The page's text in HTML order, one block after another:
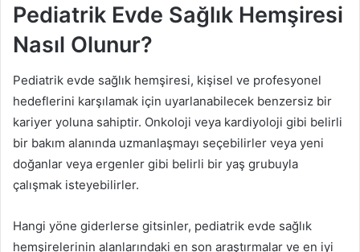
Pediatrik Evde Sağlık Hemşiresi
Nasıl Olunur?
Pediatrik evde sağlık hemşiresi, kişisel ve profesyonel
hedeflerini karşılamak için uyarlanabilecek benzersiz bir
kariyer yoluna sahiptir. Onkoloji veya kardiyoloji gibi belirli
bir bakım alanında uzmanlaşmayı seçebilirler veya yeni
doğanlar veya ergenler gibi belirli bir yaş grubuyla
çalışmak isteyebilirler.
Hangi yöne giderlerse gitsinler, pediatrik evde sağlık
hemşirelerinin alanlarındaki en son araştırmalar ve en iyi